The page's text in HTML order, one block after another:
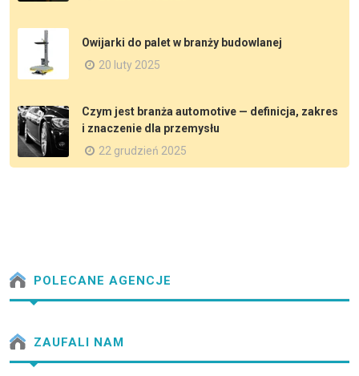
Owijarki do palet w branży budowlanej
20 luty 2025
Czym jest branża automotive — definicja, zakres
i znaczenie dla przemysłu
22 grudzień 2025
POLECANE AGENCJE
ZAUFALI NAM